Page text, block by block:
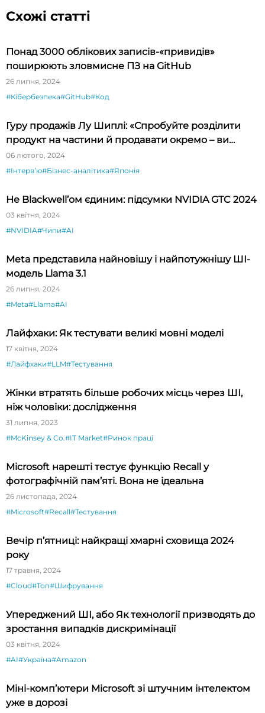
Схожі статті
Понад 3000 облікових записів-«привидів»
поширюють зловмисне ПЗ на GitHub
26 липня, 2024
#Кібербезпека#GitHub#Код
Гуру продажів Лу Шиплі: «Спробуйте розділити
продукт на частини й продавати окремо – ви
будете вражені»
06 лютого, 2024
#Інтервʼю#Бізнес-аналітика#Японія
Не Blackwell’ом єдиним: підсумки NVIDIA GTC 2024
03 квітня, 2024
#NVIDIA#Чипи#AI
Meta представила найновішу і найпотужнішу ШІ-
модель Llama 3.1
26 липня, 2024
#Meta#Llama#AI
Лайфхаки: Як тестувати великі мовні моделі
17 квітня, 2024
#Лайфхаки#LLM#Тестування
Жінки втратять більше робочих місць через ШІ,
ніж чоловіки: дослідження
31 липня, 2023
#McKinsey & Co.#IT Market#Ринок праці
Microsoft нарешті тестує функцію Recall у
фотографічній пам’яті. Вона не ідеальна
26 листопада, 2024
#Microsoft#Recall#Тестування
Вечір п’ятниці: найкращі хмарні сховища 2024
року
17 травня, 2024
#Cloud#Топ#Шифрування
Упереджений ШІ, або Як технології призводять до
зростання випадків дискримінації
03 квітня, 2024
#AI#Україна#Amazon
Міні-комп’ютери Microsoft зі штучним інтелектом
уже в дорозі